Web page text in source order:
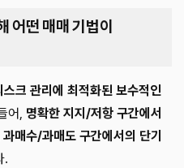
어떤 매매 기법이
스크 관리에 최적화된 보수적인
어, 명확한 지지/저항 구간에서
과매수/과매도 구간에서의 단기
.